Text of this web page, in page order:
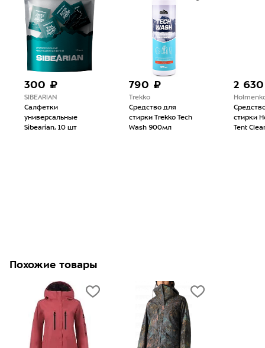
300 ₽
SIBEARIAN
Салфетки
универсальные
Sibearian, 10 шт
790 ₽
Trekko
Средство для
стирки Trekko Tech
Wash 900мл
2
стирки
Tent
Похожие товары